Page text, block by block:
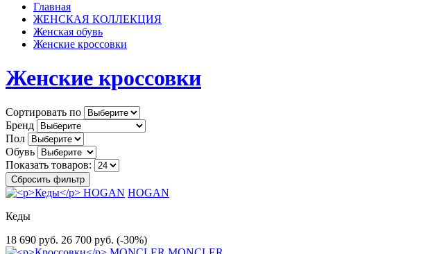
Главная
ЖЕНСКАЯ КОЛЛЕКЦИЯ
Женская обувь
Женские кроссовки
Женские кроссовки
Сортировать по
Бренд
Пол
Обувь
Показать товаров:
Сбросить фильтр
HOGAN
Кеды
18 690 руб. 26 700 руб. (-30%)